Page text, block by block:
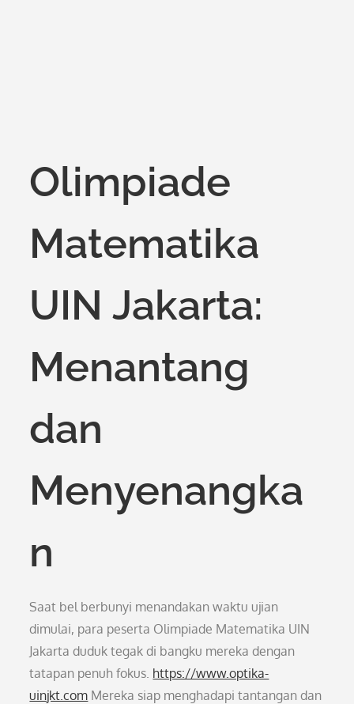
Olimpiade
Matematika
UIN Jakarta:
Menantang
dan
Menyenangka
n
Saat bel berbunyi menandakan waktu ujian
dimulai, para peserta Olimpiade Matematika UIN
Jakarta duduk tegak di bangku mereka dengan
tatapan penuh fokus. https://www.optika-
uinjkt.com Mereka siap menghadapi tantangan dan